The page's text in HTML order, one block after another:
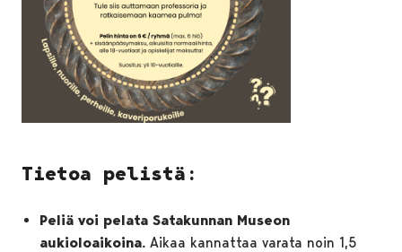
Tietoa pelistä:
Peliä voi pelata Satakunnan Museon
aukioloaikoina. Aikaa kannattaa varata noin 1,5